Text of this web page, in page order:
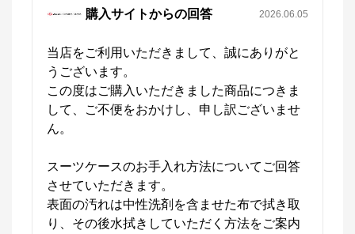
購入サイトからの回答 2026.06.05
当店をご利用いただきまして、誠にありがと
うございます。
この度はご購入いただきました商品につきま
して、ご不便をおかけし、申し訳ございませ
ん。
スーツケースのお手入れ方法についてご回答
させていただきます。
表面の汚れは中性洗剤を含ませた布で拭き取
り、その後水拭きしていただく方法をご案内